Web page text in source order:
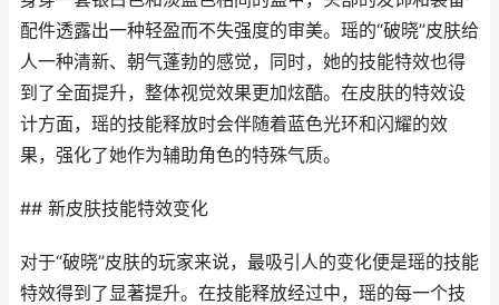
配件透露出一种轻盈而不失强度的审美。瑶的“破晓”皮肤给
人一种清新、朝气蓬勃的感觉，同时，她的技能特效也得
到了全面提升，整体视觉效果更加炫酷。在皮肤的特效设
计方面，瑶的技能释放时会伴随着蓝色光环和闪耀的效
果，强化了她作为辅助角色的特殊气质。
## 新皮肤技能特效变化
对于“破晓”皮肤的玩家来说，最吸引人的变化便是瑶的技能
特效得到了显著提升。在技能释放经过中，瑶的每一个技